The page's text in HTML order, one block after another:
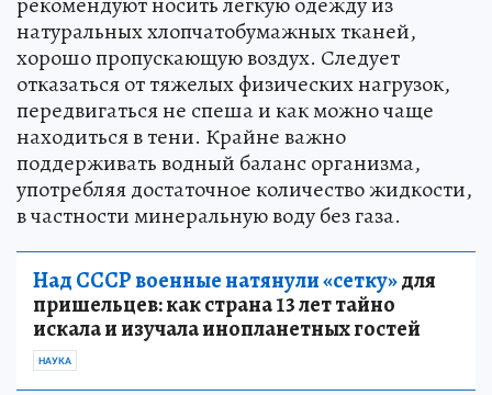
натуральных хлопчатобумажных тканей,
хорошо пропускающую воздух. Следует
отказаться от тяжелых физических нагрузок,
передвигаться не спеша и как можно чаще
находиться в тени. Крайне важно
поддерживать водный баланс организма,
употребляя достаточное количество жидкости,
в частности минеральную воду без газа.
Над СССР военные натянули «сетку»для
пришельцев: как страна 13 лет тайно
искала и изучала инопланетных гостей
НАУКА